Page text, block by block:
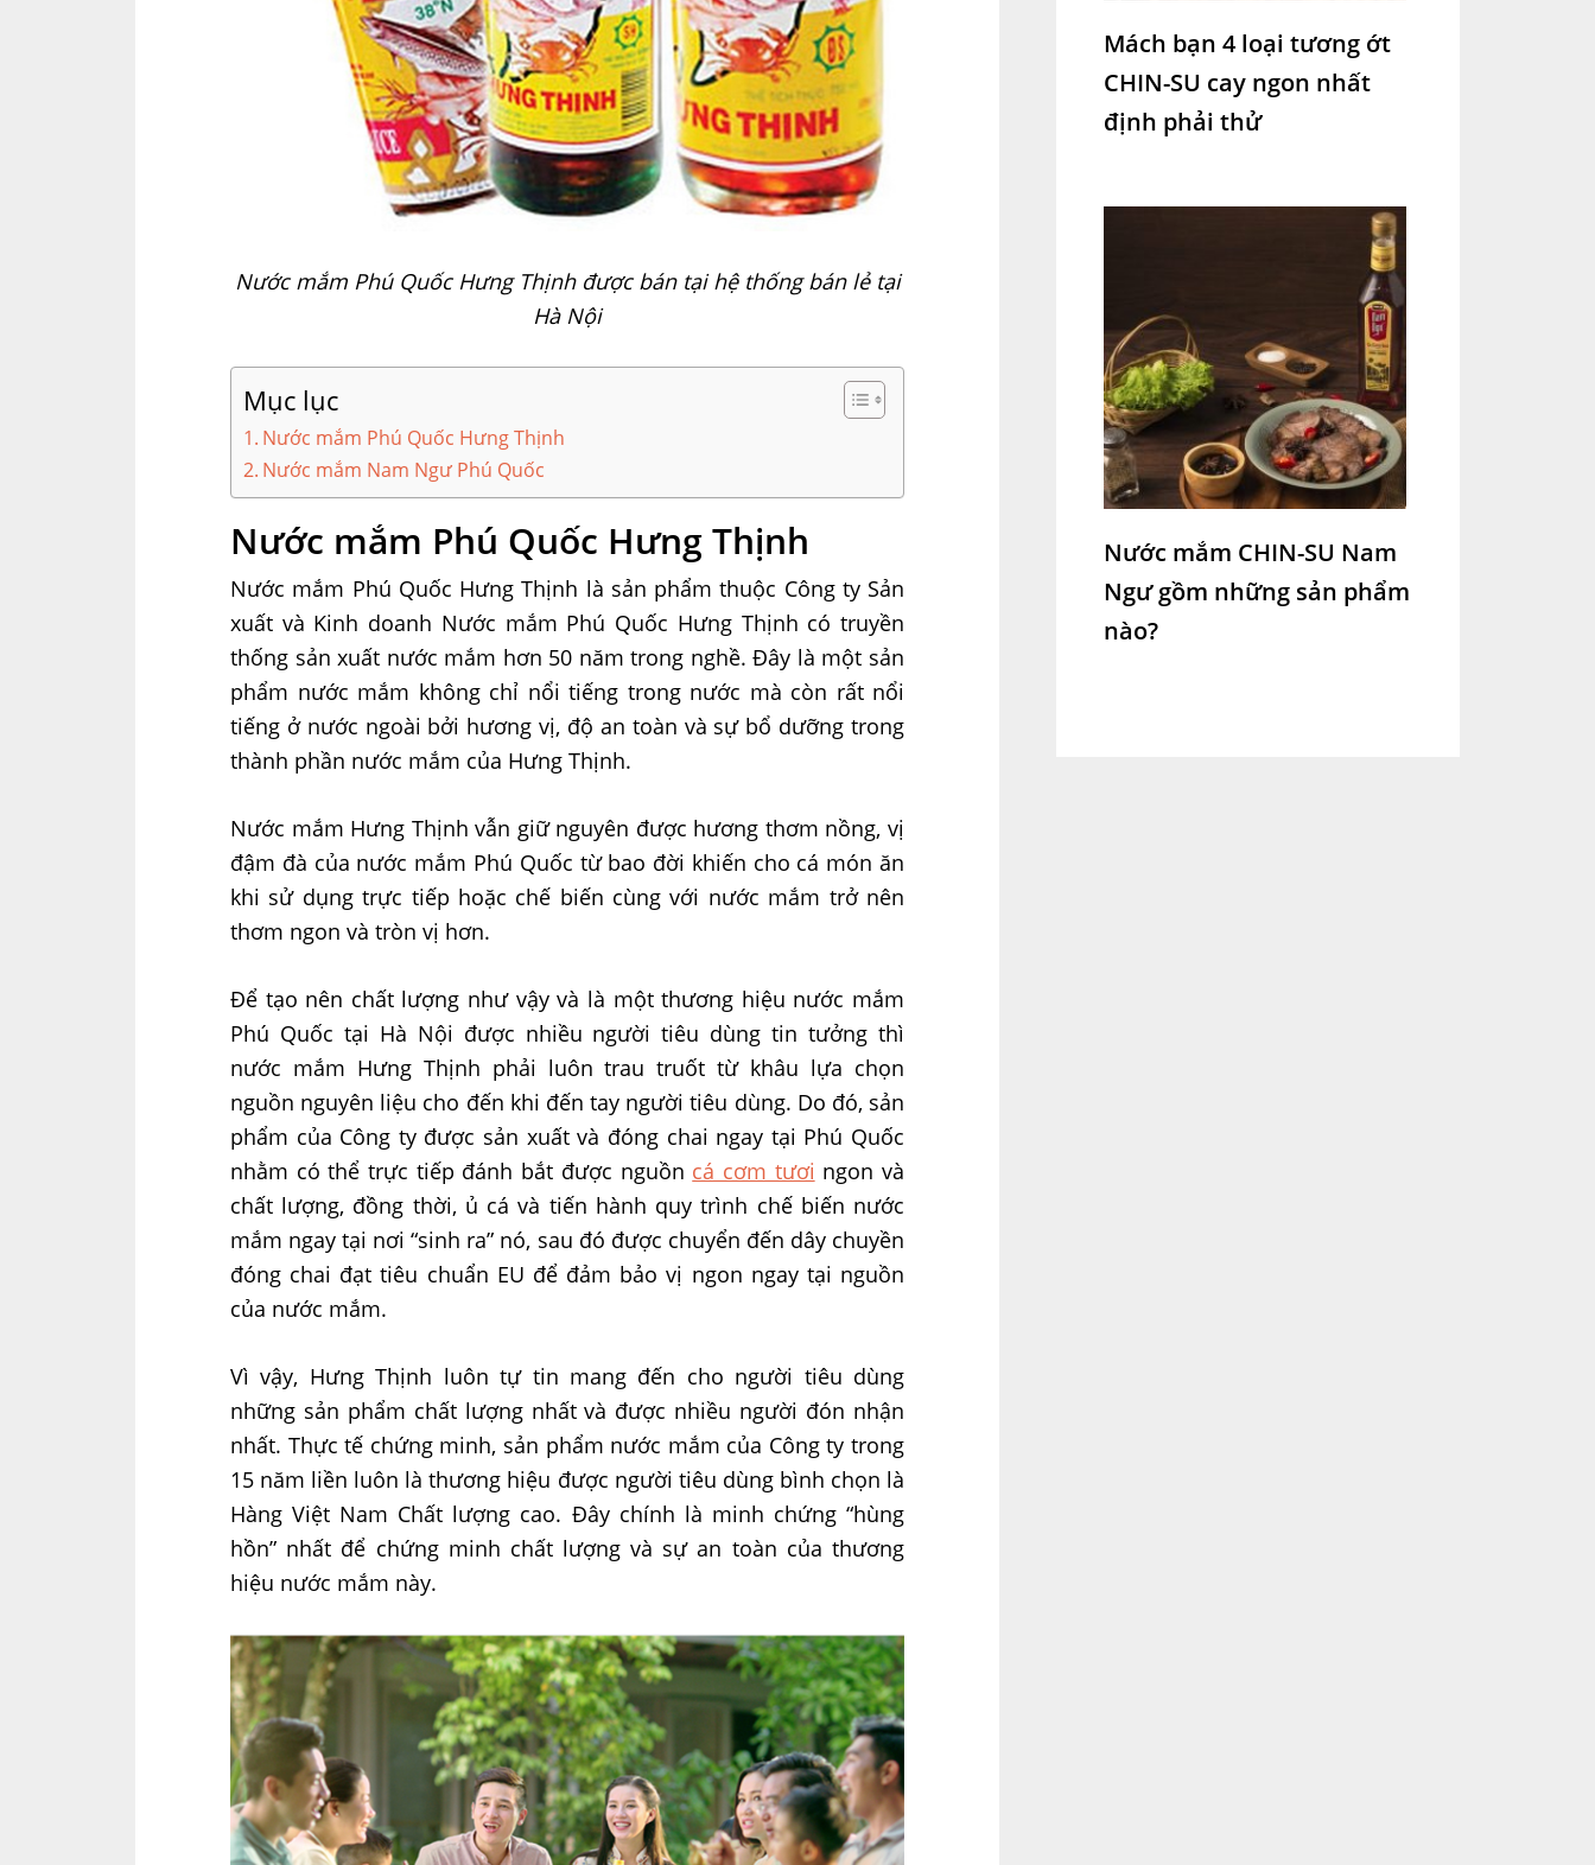
Nước mắm Phú Quốc Hưng Thịnh được bán tại hệ thống bán lẻ tại
Hà Nội
Mục lục
Nước mắm Phú Quốc Hưng Thịnh
Nước mắm Nam Ngư Phú Quốc
Nước mắm Phú Quốc Hưng Thịnh
Nước mắm Phú Quốc Hưng Thịnh là sản phẩm thuộc Công ty Sản
xuất và Kinh doanh Nước mắm Phú Quốc Hưng Thịnh có truyền
thống sản xuất nước mắm hơn 50 năm trong nghề. Đây là một sản
phẩm nước mắm không chỉ nổi tiếng trong nước mà còn rất nổi
tiếng ở nước ngoài bởi hương vị, độ an toàn và sự bổ dưỡng trong
thành phần nước mắm của Hưng Thịnh.
Nước mắm Hưng Thịnh vẫn giữ nguyên được hương thơm nồng, vị
đậm đà của nước mắm Phú Quốc từ bao đời khiến cho cá món ăn
khi sử dụng trực tiếp hoặc chế biến cùng với nước mắm trở nên
thơm ngon và tròn vị hơn.
Để tạo nên chất lượng như vậy và là một thương hiệu nước mắm
Phú Quốc tại Hà Nội được nhiều người tiêu dùng tin tưởng thì
nước mắm Hưng Thịnh phải luôn trau truốt từ khâu lựa chọn
nguồn nguyên liệu cho đến khi đến tay người tiêu dùng. Do đó, sản
phẩm của Công ty được sản xuất và đóng chai ngay tại Phú Quốc
nhằm có thể trực tiếp đánh bắt được nguồn cá cơm tươi ngon và
chất lượng, đồng thời, ủ cá và tiến hành quy trình chế biến nước
mắm ngay tại nơi “sinh ra” nó, sau đó được chuyển đến dây chuyền
đóng chai đạt tiêu chuẩn EU để đảm bảo vị ngon ngay tại nguồn
của nước mắm.
Vì vậy, Hưng Thịnh luôn tự tin mang đến cho người tiêu dùng
những sản phẩm chất lượng nhất và được nhiều người đón nhận
nhất. Thực tế chứng minh, sản phẩm nước mắm của Công ty trong
15 năm liền luôn là thương hiệu được người tiêu dùng bình chọn là
Hàng Việt Nam Chất lượng cao. Đây chính là minh chứng “hùng
hồn” nhất để chứng minh chất lượng và sự an toàn của thương
hiệu nước mắm này.
Mách bạn 4 loại tương ớt
CHIN-SU cay ngon nhất
định phải thử
Nước mắm CHIN-SU Nam
Ngư gồm những sản phẩm
nào?